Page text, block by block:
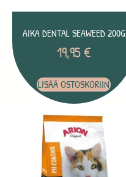
AIKA DENTAL SEAWEED 200G
19,95€
LISÄÄ OSTOSKORIIN